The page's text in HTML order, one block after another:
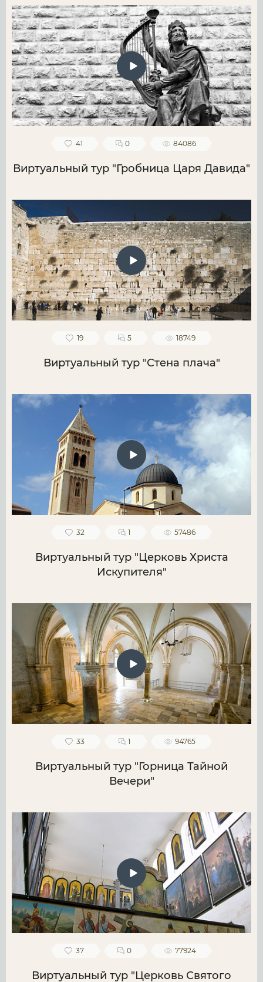
41 0 84086
Виртуальный тур "Гробница Царя Давида"
19 5 18749
Виртуальный тур "Стена плача"
32 1 57486
Виртуальный тур "Церковь Христа
Искупителя"
33 1 94765
Виртуальный тур "Горница Тайной
Вечери"
37 0 77924
Виртуальный тур "Церковь Святого